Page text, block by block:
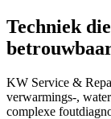
Techniek
KW Service &
verwarmings-,
complexe